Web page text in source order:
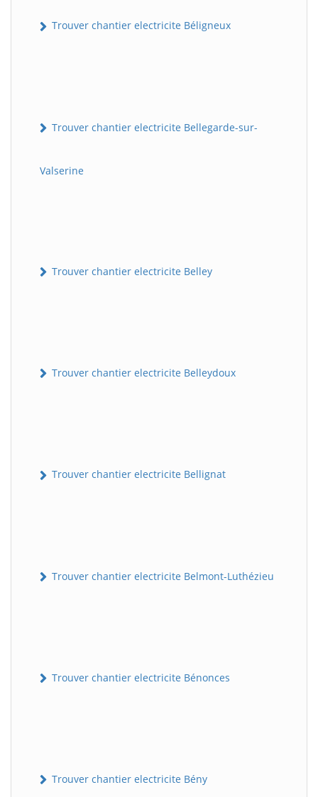
Trouver chantier electricite Béligneux
Trouver chantier electricite Bellegarde-sur-
Valserine
Trouver chantier electricite Belley
Trouver chantier electricite Belleydoux
Trouver chantier electricite Bellignat
Trouver chantier electricite Belmont-Luthézieu
Trouver chantier electricite Bénonces
Trouver chantier electricite Bény